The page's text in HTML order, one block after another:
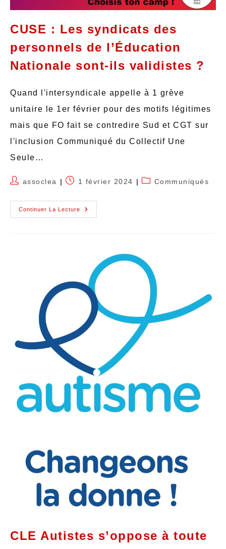
CUSE : Les syndicats des
personnels de l’Éducation
Nationale sont-ils validistes ?
Quand l'intersyndicale appelle à 1 grève
unitaire le 1er février pour des motifs légitimes
mais que FO fait se contredire Sud et CGT sur
l'inclusion Communiqué du Collectif Une
Seule…
assoclea 1 février 2024 Communiqués
Continuer La Lecture
CLE Autistes s’oppose à toute